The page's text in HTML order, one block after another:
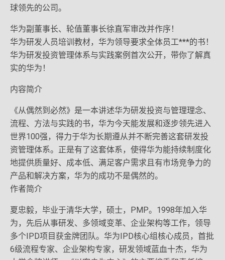
球领先的公司。
华为副董事长、轮值董事长徐直军审改并作序！
华为研发人员培训教材，华为领导要求全体员工***的书！
华为研发投资管理体系与实践案例首次公开，带你了解真
实的华为！
内容简介
《从偶然到必然》是一本讲述华为研发投资与管理理念、
流程、方法与实践的书，华为今天能发展和逐步领先进入
世界100强，得力于华为长期遵从并不断完善这套研发投
资管理体系。正是有了这套体系，使得华为能持续制度化
地提供质量好、成本低、满足客户需求且有市场竞争力的
产品和解决方案，华为的成功不是偶然的。
作者简介
夏忠毅，毕业于清华大学，硕士，PMP。1998年加入华
为，先后从事研发、多领域变革、企业架构等工作，领导
多个IPD项目获金牌团队。华为IPD核心组核心成员，首批
6级流程专家、企业架构专家，研发领域蓝血十杰，华为